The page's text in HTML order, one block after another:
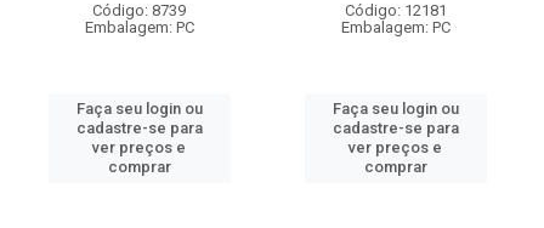
Código: 8739
Embalagem: PC
Faça seu login ou
cadastre-se para
ver preços e
comprar
Código: 12181
Embalagem: PC
Faça seu login ou
cadastre-se para
ver preços e
comprar